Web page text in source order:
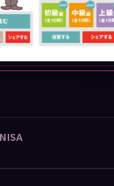
NISA